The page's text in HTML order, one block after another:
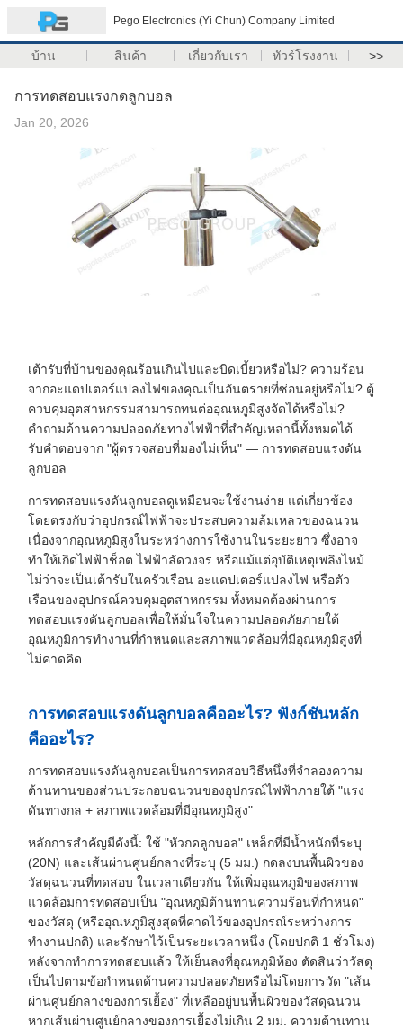
Pego Electronics (Yi Chun) Company Limited
บ้าน สินค้า เกี่ยวกับเรา ทัวร์โรงงาน >>
การทดสอบแรงกดลูกบอล
Jan 20, 2026
เต้ารับที่บ้านของคุณร้อนเกินไปและบิดเบี้ยวหรือไม่? ความร้อน
จากอะแดปเตอร์แปลงไฟของคุณเป็นอันตรายที่ซ่อนอยู่หรือไม่? ตู้
ควบคุมอุตสาหกรรมสามารถทนต่ออุณหภูมิสูงจัดได้หรือไม่?
คำถามด้านความปลอดภัยทางไฟฟ้าที่สำคัญเหล่านี้ทั้งหมดได้
รับคำตอบจาก "ผู้ตรวจสอบที่มองไม่เห็น" — การทดสอบแรงดัน
ลูกบอล
การทดสอบแรงดันลูกบอลดูเหมือนจะใช้งานง่าย แต่เกี่ยวข้อง
โดยตรงกับว่าอุปกรณ์ไฟฟ้าจะประสบความล้มเหลวของฉนวน
เนื่องจากอุณหภูมิสูงในระหว่างการใช้งานในระยะยาว ซึ่งอาจ
ทำให้เกิดไฟฟ้าช็อต ไฟฟ้าลัดวงจร หรือแม้แต่อุบัติเหตุเพลิงไหม้
ไม่ว่าจะเป็นเต้ารับในครัวเรือน อะแดปเตอร์แปลงไฟ หรือตัว
เรือนของอุปกรณ์ควบคุมอุตสาหกรรม ทั้งหมดต้องผ่านการ
ทดสอบแรงดันลูกบอลเพื่อให้มั่นใจในความปลอดภัยภายใต้
อุณหภูมิการทำงานที่กำหนดและสภาพแวดล้อมที่มีอุณหภูมิสูงที่
ไม่คาดคิด
การทดสอบแรงดันลูกบอลคืออะไร? ฟังก์ชันหลัก
คืออะไร?
การทดสอบแรงดันลูกบอลเป็นการทดสอบวิธีหนึ่งที่จำลองความ
ต้านทานของส่วนประกอบฉนวนของอุปกรณ์ไฟฟ้าภายใต้ "แรง
ดันทางกล + สภาพแวดล้อมที่มีอุณหภูมิสูง"
หลักการสำคัญมีดังนี้: ใช้ "หัวกดลูกบอล" เหล็กที่มีน้ำหนักที่ระบุ
(20N) และเส้นผ่านศูนย์กลางที่ระบุ (5 มม.) กดลงบนพื้นผิวของ
วัสดุฉนวนที่ทดสอบ ในเวลาเดียวกัน ให้เพิ่มอุณหภูมิของสภาพ
แวดล้อมการทดสอบเป็น "อุณหภูมิต้านทานความร้อนที่กำหนด"
ของวัสดุ (หรืออุณหภูมิสูงสุดที่คาดไว้ของอุปกรณ์ระหว่างการ
ทำงานปกติ) และรักษาไว้เป็นระยะเวลาหนึ่ง (โดยปกติ 1 ชั่วโมง)
หลังจากทำการทดสอบแล้ว ให้เย็นลงที่อุณหภูมิห้อง ตัดสินว่าวัสดุ
เป็นไปตามข้อกำหนดด้านความปลอดภัยหรือไม่โดยการวัด "เส้น
ผ่านศูนย์กลางของการเยื้อง" ที่เหลืออยู่บนพื้นผิวของวัสดุฉนวน
หากเส้นผ่านศูนย์กลางของการเยื้องไม่เกิน 2 มม. ความต้านทาน